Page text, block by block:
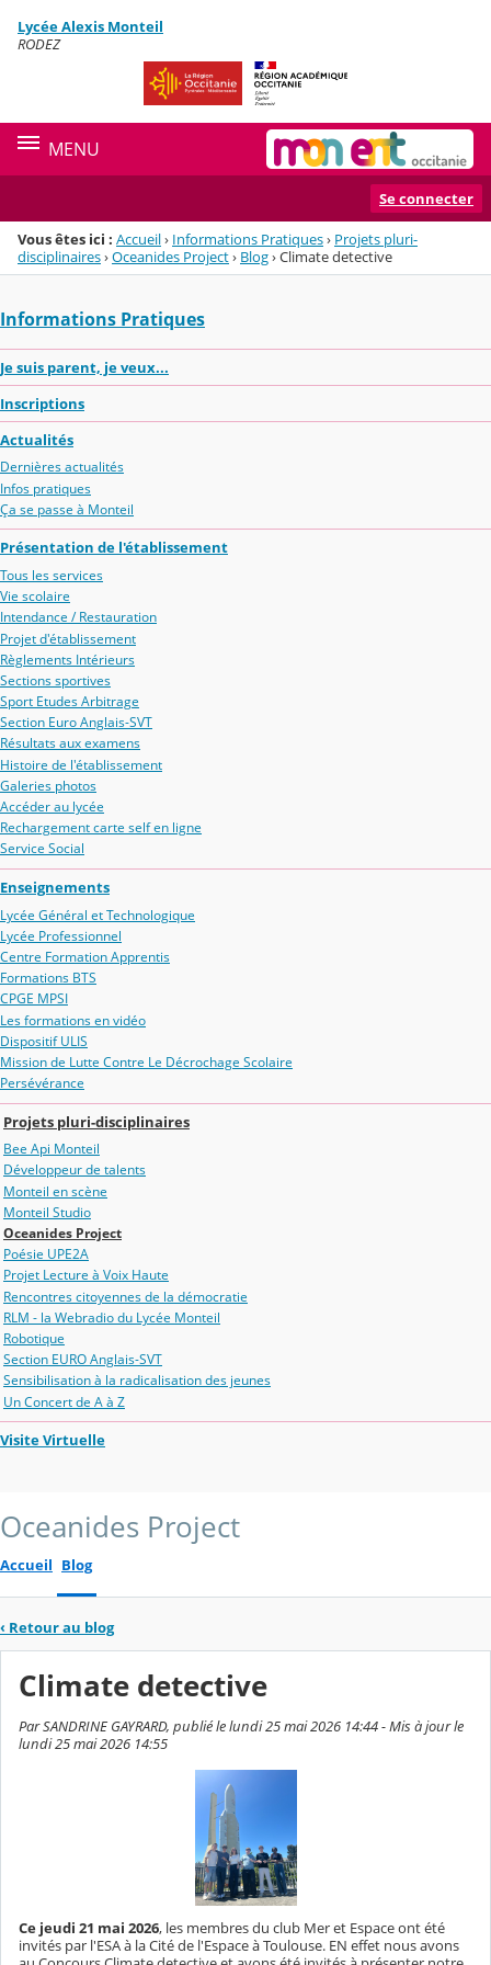
Menu de la rubrique
Contenu
Lycée Alexis Monteil
RODEZ
MENU
Se connecter
Vous êtes ici : Accueil› Informations Pratiques› Projets pluri-
disciplinaires›Oceanides Project› Blog›Climate detective
Informations Pratiques
Je suis parent, je veux...
Inscriptions
Actualités
Dernières actualités
Infos pratiques
Ça se passe à Monteil
Présentation de l'établissement
Tous les services
Vie scolaire
Intendance / Restauration
Projet d'établissement
Règlements Intérieurs
Sections sportives
Sport Etudes Arbitrage
Section Euro Anglais-SVT
Résultats aux examens
Histoire de l'établissement
Galeries photos
Accéder au lycée
Rechargement carte self en ligne
Service Social
Enseignements
Lycée Général et Technologique
Lycée Professionnel
Centre Formation Apprentis
Formations BTS
CPGE MPSI
Les formations en vidéo
Dispositif ULIS
Mission de Lutte Contre Le Décrochage Scolaire
Persévérance
Projets pluri-disciplinaires
Bee Api Monteil
Développeur de talents
Monteil en scène
Monteil Studio
Oceanides Project
Poésie UPE2A
Projet Lecture à Voix Haute
Rencontres citoyennes de la démocratie
RLM - la Webradio du Lycée Monteil
Robotique
Section EURO Anglais-SVT
Sensibilisation à la radicalisation des jeunes
Un Concert de A à Z
Visite Virtuelle
Oceanides Project
Accueil Blog
‹ Retour au blog
Climate detective
Par SANDRINE GAYRARD, publié le lundi 25 mai 2026 14:44 - Mis à jour le
lundi 25 mai 2026 14:55
Ce jeudi 21 mai 2026, les membres du club Mer et Espace ont été
invités par l'ESA à la Cité de l'Espace à Toulouse. EN effet nous avons